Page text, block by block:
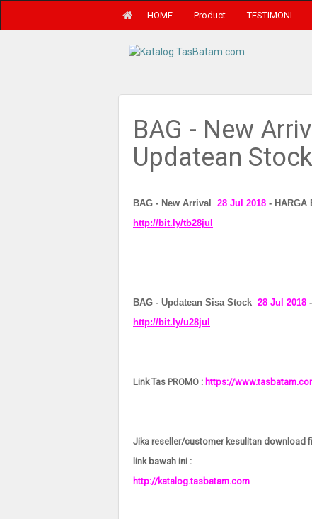
HOME Product TESTIMONI
BAG - New
Updatean Stock
BAG - New Arrival 28 Jul 2018 - HARGA
http://bit.ly/tb28jul
BAG - Updatean Sisa Stock 28 Jul 2018
http://bit.ly/u28jul
Link Tas PROMO : https://
Jika reseller/customer kesulitan download
link bawah ini :
http://katalog.tasbatam.com